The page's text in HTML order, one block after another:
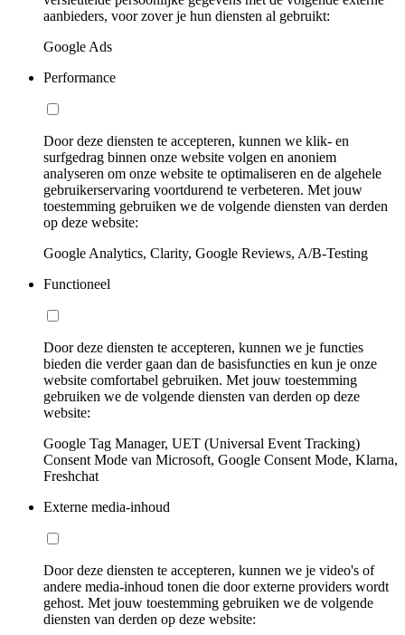
aanbieders, voor zover je hun diensten al gebruikt:
Google Ads
Performance
Door deze diensten te accepteren, kunnen we klik- en
surfgedrag binnen onze website volgen en anoniem
analyseren om onze website te optimaliseren en de algehele
gebruikerservaring voortdurend te verbeteren. Met jouw
toestemming gebruiken we de volgende diensten van derden
op deze website:
Google Analytics, Clarity, Google Reviews, A/B-Testing
Functioneel
Door deze diensten te accepteren, kunnen we je functies
bieden die verder gaan dan de basisfuncties en kun je onze
website comfortabel gebruiken. Met jouw toestemming
gebruiken we de volgende diensten van derden op deze
website:
Google Tag Manager, UET (Universal Event Tracking)
Consent Mode van Microsoft, Google Consent Mode, Klarna,
Freshchat
Externe media-inhoud
Door deze diensten te accepteren, kunnen we je video's of
andere media-inhoud tonen die door externe providers wordt
gehost. Met jouw toestemming gebruiken we de volgende
diensten van derden op deze website: